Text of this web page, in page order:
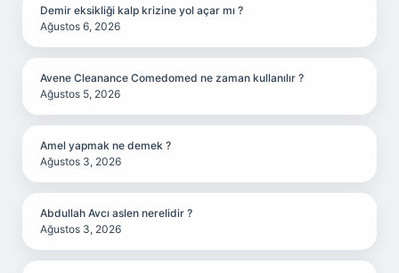
Demir eksikliği kalp krizine yol açar mı ?
Ağustos 6, 2026
Avene Cleanance Comedomed ne zaman kullanılır ?
Ağustos 5, 2026
Amel yapmak ne demek ?
Ağustos 3, 2026
Abdullah Avcı aslen nerelidir ?
Ağustos 3, 2026